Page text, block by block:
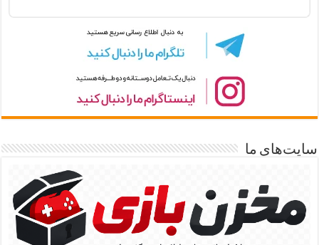
سایت‌های ما